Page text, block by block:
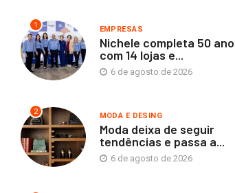
1 EMPRESAS
Nichele completa 50
com 14 lojas e...
6 de agosto de 2026
2 MODA E DESING
Moda deixa de seguir
tendências e passa a...
6 de agosto de 2026